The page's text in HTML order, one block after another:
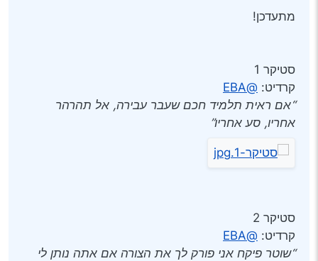
מתעדכן!
סטיקר 1
קרדיט: @EBA
“אם ראית תלמיד חכם שעבר עבירה, אל תהרהר
אחריו, סע אחריו”
סטיקר 2
קרדיט: @EBA
“שוטר פיקח אני פורק לך את הצורה אם אתה נותן לי